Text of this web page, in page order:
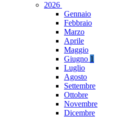
2026
Gennaio
Febbraio
Marzo
Aprile
Maggio
Giugno 1
Luglio
Agosto
Settembre
Ottobre
Novembre
Dicembre